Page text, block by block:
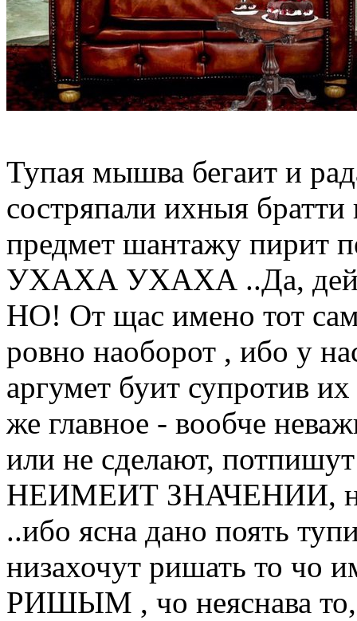
Тупая мышва бегаит и
состряпали ихныя
предмет шантажу пирит
УХАХА УХАХА ..Да,
НО! От щас имено тот
ровно наоборот , ибо у
аргумет буит супротив
же главное - вообче
или не сделают,
НЕИМЕИТ ЗНАЧЕНИИ,
..ибо ясна дано поять
низахочут ришать то
РИШЫМ , чо неяснава